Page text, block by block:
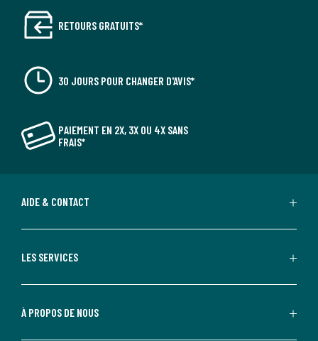
RETOURS GRATUITS*
30 JOURS POUR CHANGER D'AVIS*
PAIEMENT EN 2X, 3X OU 4X SANS
FRAIS*
AIDE & CONTACT
LES SERVICES
À PROPOS DE NOUS